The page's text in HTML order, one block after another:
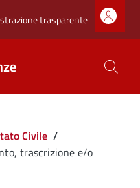
superiore
trasparente
Civile /
trascrizione e/o